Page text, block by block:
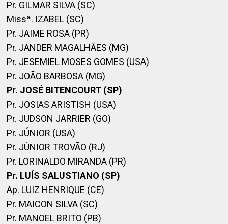
Pr. GILMAR SILVA (SC)
Missª. IZABEL (SC)
Pr. JAIME ROSA (PR)
Pr. JANDER MAGALHÃES (MG)
Pr. JESEMIEL MOSES GOMES (USA)
Pr. JOÃO BARBOSA (MG)
Pr. JOSÉ BITENCOURT (SP)
Pr. JOSIAS ARISTISH (USA)
Pr. JUDSON JARRIER (GO)
Pr. JÚNIOR (USA)
Pr. JÚNIOR TROVÃO (RJ)
Pr. LORINALDO MIRANDA (PR)
Pr. LUÍS SALUSTIANO (SP)
Ap. LUIZ HENRIQUE (CE)
Pr. MAICON SILVA (SC)
Pr. MANOEL BRITO (PB)